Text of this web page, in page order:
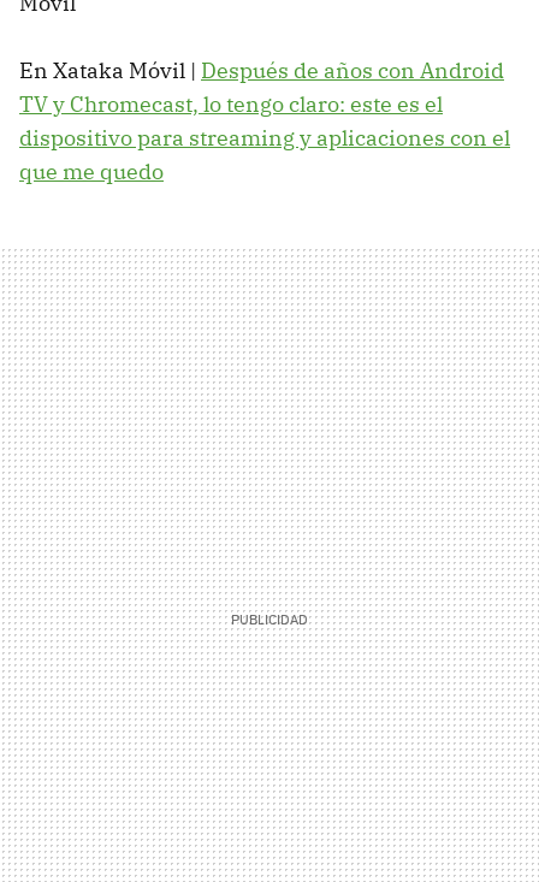
En Xataka Móvil | Después de años con Android
TV y Chromecast, lo tengo claro: este es el
dispositivo para streaming y aplicaciones con el
que me quedo